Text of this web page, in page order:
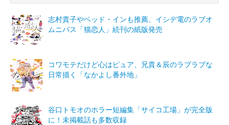
志村貴子やベッド・インも推薦、イシデ電のラブオ
ムニバス「猫恋人」続刊の紙版発売
コワモテだけど心はピュア、兄貴＆辰のラブラブな
日常描く「なかよし番外地」
谷口トモオのホラー短編集「サイコ工場」が完全版
に！未掲載話も多数収録